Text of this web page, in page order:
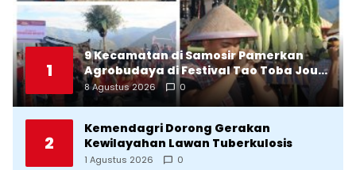
1
9 Kecamatan di Samosir Pamerkan
Agrobudaya di Festival Tao Toba Jou-
Jou 2026: Membranding Produk Lokal
agar Terkenal
8 Agustus 2026 0
2
Kemendagri Dorong Gerakan
Kewilayahan Lawan Tuberkulosis
1 Agustus 2026 0